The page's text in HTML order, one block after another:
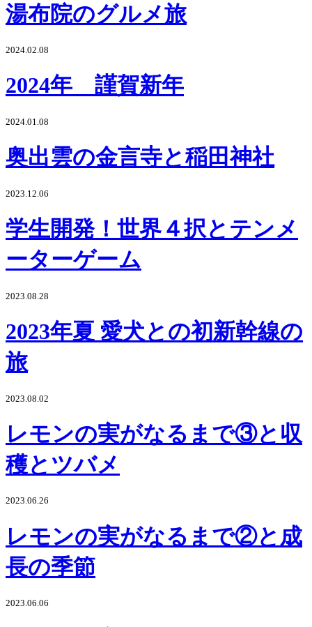
湯布院のグルメ旅
2024.02.08
2024年 謹賀新年
2024.01.08
奥出雲の金言寺と稲田神社
2023.12.06
学生開発！世界４択とテンメ
ーターゲーム
2023.08.28
2023年夏 愛犬との初新幹線の
旅
2023.08.02
レモンの実がなるまで③と収
穫とツバメ
2023.06.26
レモンの実がなるまで②と成
長の季節
2023.06.06